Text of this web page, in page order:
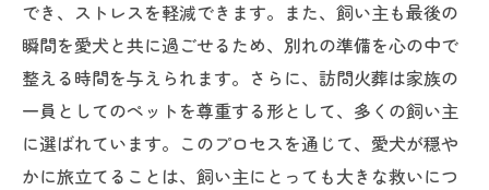
でき、ストレスを軽減できます。また、飼い主も最後の
瞬間を愛犬と共に過ごせるため、別れの準備を心の中で
整える時間を与えられます。さらに、訪問火葬は家族の
一員としてのペットを尊重する形として、多くの飼い主
に選ばれています。このプロセスを通じて、愛犬が穏や
かに旅立てることは、飼い主にとっても大きな救いにつ